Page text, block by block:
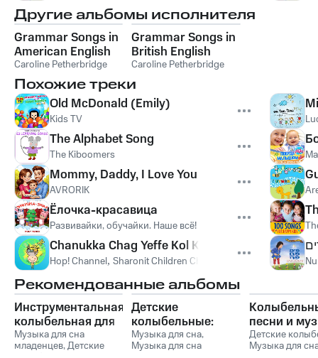
Другие альбомы исполнителя
Grammar Songs in
American English
Caroline Petherbridge
Grammar Songs in
British English
Caroline Petherbridge
Похожие треки
Old McDonald (Emily)
Kids TV
The Alphabet Song
The Kiboomers
Mommy, Daddy, I Love You
AVRORIK
Ёлочка-красавица
Развивайки, обучайки. Наше всё!
Chanukka Chag Yeffe Kol Kach
Hop! Channel, Sharonit Children Choir
Рекомендованные альбомы
Инструментальная
колыбельная для
малышей со
звуками природы
Музыка для сна
младенцев,Детские
Детские
колыбельные:
Нежная
успокаивающая
Музыка для сна,
Музыка для сна
песни и
для сна
младенцев
Детские
Музыка для